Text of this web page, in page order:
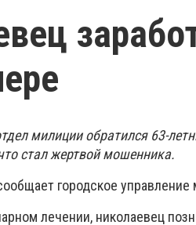
милиции обратился 63-
стал жертвой мошенника.
городское управление
лечении, николаевец